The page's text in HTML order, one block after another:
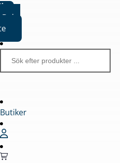
Boka
Butiker